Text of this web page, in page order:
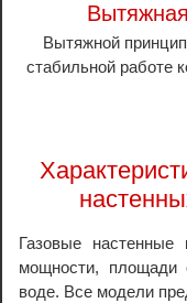
Вытяжной
стабильной работе
Газовые
мощности, площади
воде. Все модели